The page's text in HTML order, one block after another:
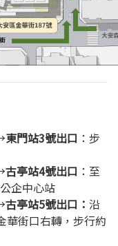
東門站3號出口 ：步
古亭站4號出口 ：至
企中心站
古亭站5號出口： 沿
華街口右轉，步行約